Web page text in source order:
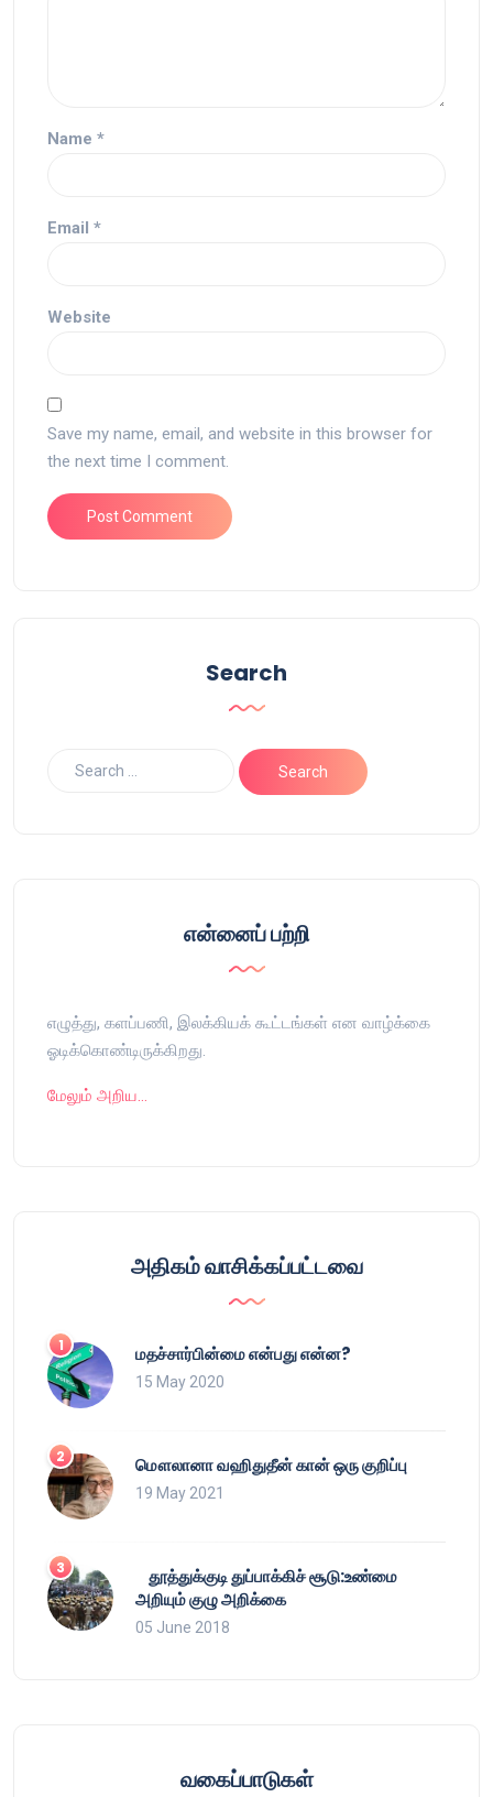
Name *
Email *
Website
Save my name, email, and website in this browser for
the next time I comment.
Search
என்னைப் பற்றி
எழுத்து, களப்பணி, இலக்கியக் கூட்டங்கள் என வாழ்க்கை
ஓடிக்கொண்டிருக்கிறது.
மேலும் அறிய…
அதிகம் வாசிக்கப்பட்டவை
மதச்சார்பின்மை என்பது என்ன?
15 May 2020
மௌலானா வஹிதுதீன் கான் ஒரு குறிப்பு
19 May 2021
தூத்துக்குடி துப்பாக்கிச் சூடு:உண்மை
அறியும் குழு அறிக்கை
05 June 2018
வகைப்பாடுகள்